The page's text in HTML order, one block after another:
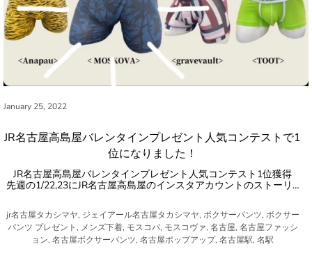
January 25, 2022
JR名古屋高島屋バレンタインプレゼント人気コンテストで1
位になりました！
JR名古屋高島屋バレンタインプレゼント人気コンテスト1位獲得
先週の1/22,23にJR名古屋高島屋のインスタアカウントのストーリ…
jr名古屋タカシマヤ, ジェイアール名古屋タカシマヤ, ボクサーパンツ, ボクサー
パンツ プレゼント, メンズ下着, モスコバ, モスコヴァ, 名古屋, 名古屋ファッシ
ョン, 名古屋ボクサーパンツ, 名古屋ポップアップ, 名古屋駅, 名駅